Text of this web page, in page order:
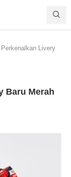
Livery
Baru Merah